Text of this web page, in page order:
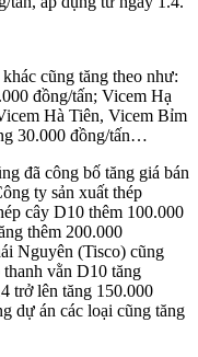
cũng tăng theo như:
đồng/tấn; Vicem Hạ
Hà Tiên, Vicem Bỉm
30.000 đồng/tấn…
đã công bố tăng giá bán
ty sản xuất thép
cây D10 thêm 100.000
thêm 200.000
Nguyên (Tisco) cũng
vằn D10 tăng
trở lên tăng 150.000
dự án các loại cũng tăng